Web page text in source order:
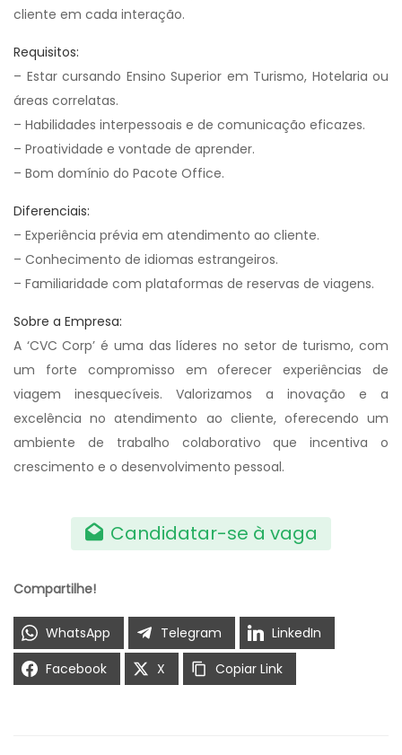
cliente em cada interação.
Requisitos:
– Estar cursando Ensino Superior em Turismo, Hotelaria ou
áreas correlatas.
– Habilidades interpessoais e de comunicação eficazes.
– Proatividade e vontade de aprender.
– Bom domínio do Pacote Office.
Diferenciais:
– Experiência prévia em atendimento ao cliente.
– Conhecimento de idiomas estrangeiros.
– Familiaridade com plataformas de reservas de viagens.
Sobre a Empresa:
A ‘CVC Corp’ é uma das líderes no setor de turismo, com
um forte compromisso em oferecer experiências de
viagem inesquecíveis. Valorizamos a inovação e a
excelência no atendimento ao cliente, oferecendo um
ambiente de trabalho colaborativo que incentiva o
crescimento e o desenvolvimento pessoal.
Candidatar-se à vaga
Compartilhe!
WhatsApp Telegram
LinkedIn
Facebook
X Copiar Link